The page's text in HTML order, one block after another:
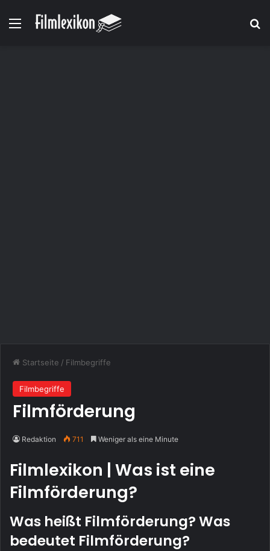
Menü
Startseite / Filmbegriffe
Filmbegriffe
Filmförderung
Redaktion 711 Weniger als eine Minute
Filmlexikon | Was ist eine
Filmförderung?
Was heißt Filmförderung? Was
bedeutet Filmförderung?